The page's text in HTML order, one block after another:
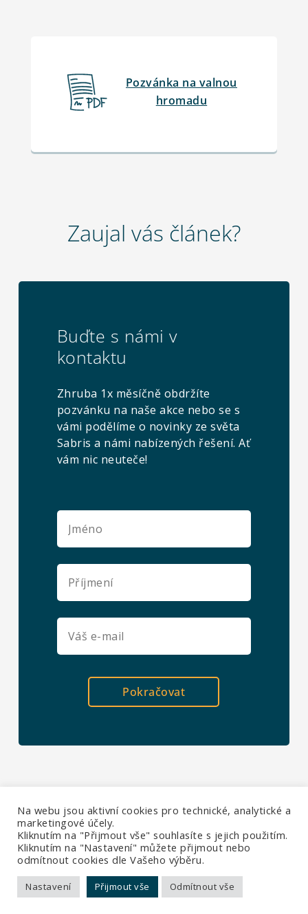
Pozvánka na valnou
hromadu
Zaujal vás článek?
Buďte s námi v
kontaktu
Zhruba 1x měsíčně obdržíte
pozvánku na naše akce nebo se s
vámi podělíme o novinky ze světa
Sabris a námi nabízených řešení. Ať
vám nic neuteče!
Pokračovat
Ochrana soukromí|Všechna práva vyhrazena ©
2026 Sabris
Na webu jsou aktivní cookies pro technické, analytické a
marketingové účely.
Kliknutím na "Přijmout vše" souhlasíte s jejich použitím.
Kliknutím na "Nastavení" můžete přijmout nebo
odmítnout cookies dle Vašeho výběru.
Nastavení Přijmout vše Odmítnout vše